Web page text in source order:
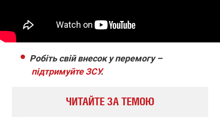
Робіть свій внесок у перемогу –
підтримуйте ЗСУ.
ЧИТАЙТЕ ЗА ТЕМОЮ